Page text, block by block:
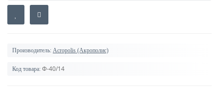
Производитель: Acropolis (Акрополис)
Код товара: Ф-40/14